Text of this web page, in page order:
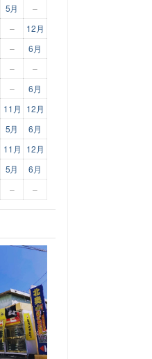
5月
–
– 12月
–
6月
– –
–
6月
11月 12月
5月
6月
11月 12月
5月
6月
– –